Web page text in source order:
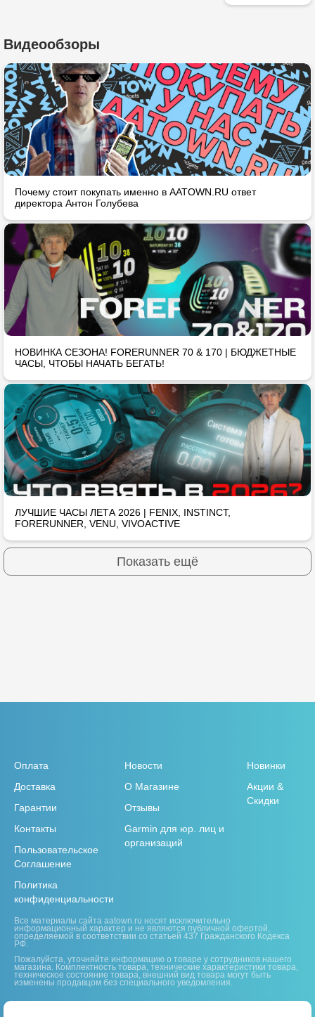
Видеообзоры
Почему стоит покупать именно в AATOWN.RU ответ
директора Антон Голубева
НОВИНКА СЕЗОНА! FORERUNNER 70 & 170 | БЮДЖЕТНЫЕ
ЧАСЫ, ЧТОБЫ НАЧАТЬ БЕГАТЬ!
ЛУЧШИЕ ЧАСЫ ЛЕТА 2026 | FENIX, INSTINCT,
FORERUNNER, VENU, VIVOACTIVE
Показать ещё
Оплата
Доставка
Гарантии
Контакты
Пользовательское
Соглашение
Политика
конфиденциальности
Новости
О Магазине
Отзывы
Garmin для юр. лиц и
организаций
Новинки
Акции &
Скидки
Все материалы сайта aatown.ru носят исключительно
информационный характер и не являются публичной офертой,
определяемой в соответствии со статьей 437 Гражданского Кодекса
РФ.
Пожалуйста, уточняйте информацию о товаре у сотрудников нашего
магазина. Комплектность товара, технические характеристики товара,
техническое состояние товара, внешний вид товара могут быть
изменены продавцом без специального уведомления.